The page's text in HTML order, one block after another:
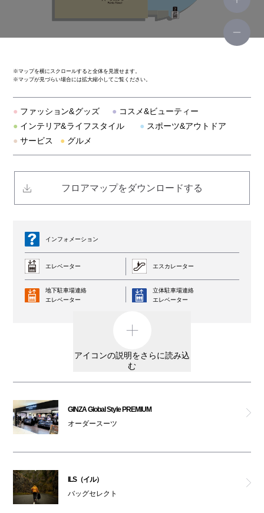
ビーバー
スターレイ
アーケロン
ヒノヤ
ラグタグ
フォルムアイ ジェニュイン
ディーゼル
※マップを横にスクロールすると全体を見渡せます。
※マップが見づらい場合には拡大縮小してご覧ください。
● ファッション&グッズ ● コスメ&ビューティー
● インテリア&ライフスタイル ● スポーツ&アウトドア
● サービス ● グルメ
フロアマップをダウンロードする
インフォメーション
エレベーター エスカレーター
地下駐車場連絡
エレベーター
立体駐車場連絡
エレベーター
外貨両替機 男女トイレ
親子トイレ
オムツ交換台
ATM
アイコンの説明をさらに読み込
む
GINZA Global Style PREMIUM
オーダースーツ
ILS（イル）
バッグセレクト